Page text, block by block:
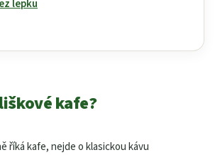
lepku
kafe?
říká kafe, nejde o klasickou kávu